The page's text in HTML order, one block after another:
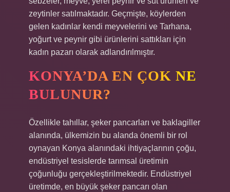
zeytinler satılmaktadır. Geçmişte, köylerden
gelen kadınlar kendi meyvelerini ve Tarhana,
yoğurt ve peynir gibi ürünlerini sattıkları için
kadın pazarı olarak adlandırılmıştır.
KONYA’DA EN ÇOK NE
BULUNUR?
Özellikle tahıllar, şeker pancarları ve baklagiller
alanında, ülkemizin bu alanda önemli bir rol
oynayan Konya alanındaki ihtiyaçlarının çoğu,
endüstriyel tesislerde tarımsal üretimin
çoğunluğu gerçekleştirilmektedir. Endüstriyel
üretimde, en büyük şeker pancarı olan